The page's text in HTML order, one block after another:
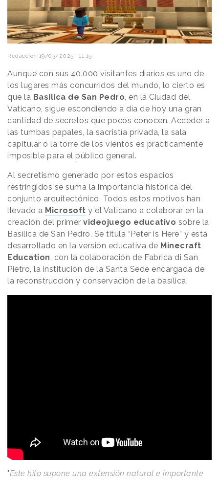
Redacción 19/03/2025 · 11:15
Aunque con sus 40.000 visitantes diarios es uno de
los lugares más concurridos del mundo, lo cierto es
que la Basílica de San Pedro, en la Ciudad del
Vaticano, sigue escondiendo a día de hoy una gran
cantidad de secretos que pocos conocen. Acceder a
las tumbas papales, la sacristía privada, la sala
capitular o la torre de los vientos es prácticamente
imposible para el público general.
Al secretismo generado por estos espacios
restringidos se suma la importancia histórica del
conjunto arquitectónico. Todos estos motivos han
llevado a Microsoft y el Vaticano a colaborar en la
creación del primer videojuego educativo sobre la
Basílica de San Pedro. Se titula “Peter is Here” y está
desarrollado en la versión educativa de Minecraft
Education, con la colaboración de Fabrica di San
Pietro, la institución de la Santa Sede encargada de
la reconstrucción y conservación de la basílica.
"Este hito supone una extensión natural e importante